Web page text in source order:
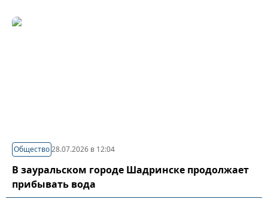
Общество28.07.2026 в 12:04
В зауральском городе Шадринске продолжает
прибывать вода